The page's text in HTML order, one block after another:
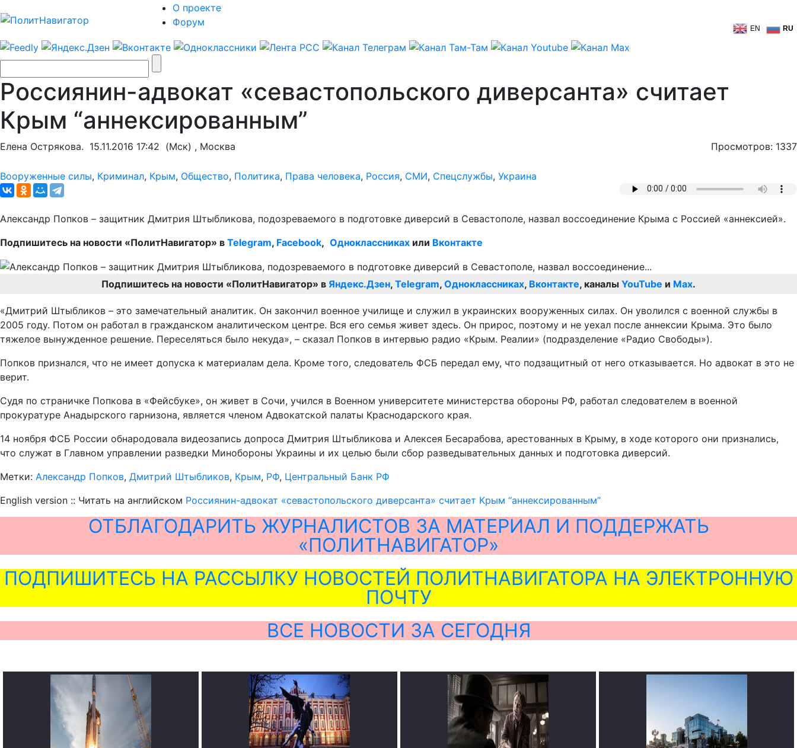
О проекте
Форум
EN RU
Россиянин-адвокат «севастопольского диверсанта» считает
Крым “аннексированным”
Елена Острякова. 15.11.2016 17:42 (Мск) , Москва Просмотров: 1337
Вооруженные силы, Криминал, Крым, Общество, Политика, Права человека, Россия, СМИ, Спецслужбы, Украина
Александр Попков – защитник Дмитрия Штыбликова, подозреваемого в подготовке диверсий в Севастополе, назвал воссоединение Крыма с Россией «аннексией».
Подпишитесь на новости «ПолитНавигатор» в Telegram, Facebook, Одноклассниках или Вконтакте
Подпишитесь на новости «ПолитНавигатор» в Яндекс.Дзен, Telegram, Одноклассниках, Вконтакте, каналы YouTube и Max.
«Дмитрий Штыбликов – это замечательный аналитик. Он закончил военное училище и служил в украинских вооруженных силах. Он уволился с военной службы в
2005 году. Потом он работал в гражданском аналитическом центре. Вся его семья живет здесь. Он прирос, поэтому и не уехал после аннексии Крыма. Это было
тяжелое вынужденное решение. Переселяться было некуда», – сказал Попков в интервью радио «Крым. Реалии» (подразделение «Радио Свободы»).
Попков признался, что не имеет допуска к материалам дела. Кроме того, следователь ФСБ передал ему, что подзащитный от него отказывается. Но адвокат в это не
верит.
Судя по страничке Попкова в «Фейсбуке», он живет в Сочи, учился в Военном университете министерства обороны РФ, работал следователем в военной
прокуратуре Анадырского гарнизона, является членом Адвокатской палаты Краснодарского края.
14 ноября ФСБ России обнародовала видеозапись допроса Дмитрия Штыбликова и Алексея Бесарабова, арестованных в Крыму, в ходе которого они признались,
что служат в Главном управлении разведки Минобороны Украины и их целью были сбор разведывательных данных и подготовка диверсий.
Метки: Александр Попков, Дмитрий Штыбликов, Крым, РФ, Центральный Банк РФ
English version :: Читать на английском Россиянин-адвокат «севастопольского диверсанта» считает Крым “аннексированным”
ОТБЛАГОДАРИТЬ ЖУРНАЛИСТОВ ЗА МАТЕРИАЛ И ПОДДЕРЖАТЬ
«ПОЛИТНАВИГАТОР»
ПОДПИШИТЕСЬ НА РАССЫЛКУ НОВОСТЕЙ ПОЛИТНАВИГАТОРА НА ЭЛЕКТРОННУЮ
ПОЧТУ
ВСЕ НОВОСТИ ЗА СЕГОДНЯ